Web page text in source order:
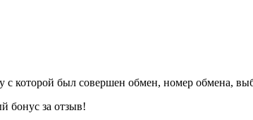
с которой был совершен обмен, номер обмена,
бонус за отзыв!